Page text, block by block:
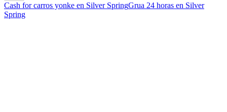
Cash for carros yonke en Silver SpringGrua 24 horas en Silver
Spring